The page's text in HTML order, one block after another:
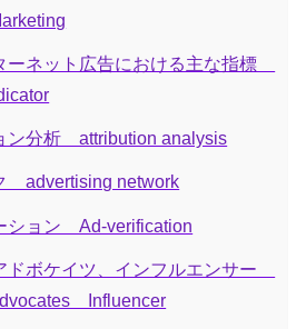
ーネット広告における主な指標
ン分析 attribution analysis
advertising network
ション Ad-verification
ドボケイツ、インフルエンサー
Influencer